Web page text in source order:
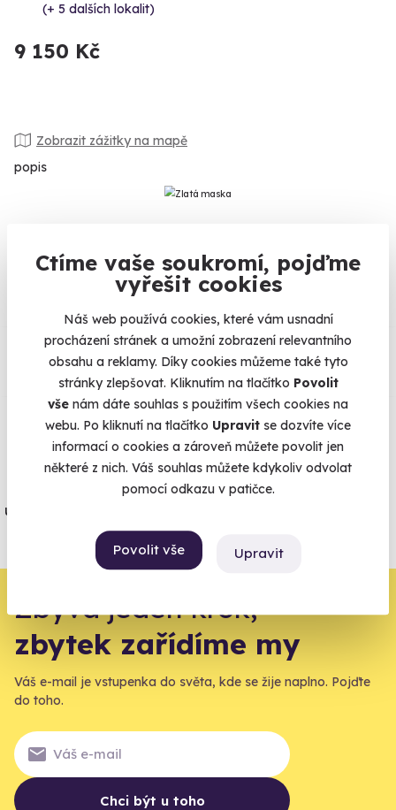
Ctíme vaše soukromí, pojďme
vyřešit cookies
Náš web používá cookies, které vám usnadní
procházení stránek a umožní zobrazení relevantního
obsahu a reklamy. Díky cookies můžeme také tyto
stránky zlepšovat. Kliknutím na tlačítko Povolit
vše nám dáte souhlas s použitím všech cookies na
webu. Po kliknutí na tlačítko Upravit se dozvíte více
informací o cookies a zároveň můžete povolit jen
některé z nich. Váš souhlas můžete kdykoliv odvolat
pomocí odkazu v patičce.
Povolit vše Upravit
(+ 5 dalších lokalit)
9 150 Kč
Zobrazit zážitky na mapě
popis
Na heureka.cz
máme
96% spokojenost zákazníků.
Co si o nás myslí
Zobraz ohlasy
Vše umíme pojistit
Jeden nikdy neví. Máme nejvyšší
úrazové pojištění z nabídky zážitkových
agentur.
Vše o pojištění
Zbývá jeden krok,
zbytek zařídíme my
Váš e-mail je vstupenka do světa, kde se žije naplno. Pojďte
do toho.
Chci být u toho